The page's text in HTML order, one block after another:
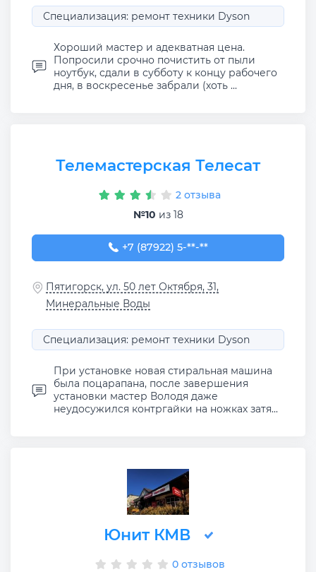
Специализация: ремонт техники Dyson
Хороший мастер и адекватная цена.
Попросили срочно почистить от пыли
ноутбук, сдали в субботу к концу рабочего
дня, в воскресенье забрали (хоть ...
Телемастерская Телесат
2 отзыва
№10 из 18
+7 (87922) 5-30-62
+7 (87922) 5-**-**
Пятигорск, ул. 50 лет Октября, 31,
Минеральные Воды
Специализация: ремонт техники Dyson
При установке новая стиральная машина
была поцарапана, после завершения
установки мастер Володя даже
неудосужился контргайки на ножках затя...
Юнит КМВ
0 отзывов